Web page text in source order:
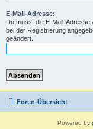
E-Mail-Adresse:
Du musst die E-Mail-Adresse
bei der Registrierung
geändert.
Foren-Übersicht
Powered by